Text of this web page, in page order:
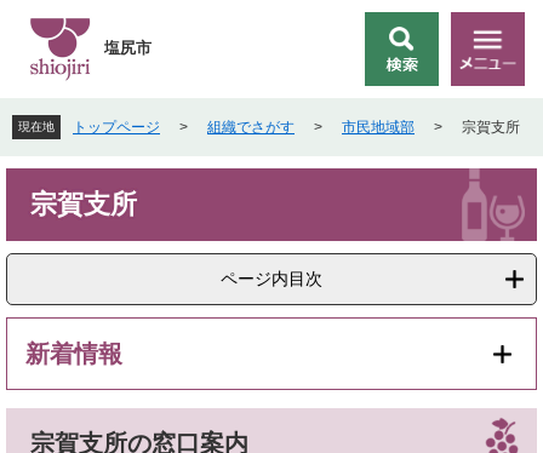
先
頭
で
を
飛
ば
本
索
メ
ニ
ー
塩尻市
現在地 トップページ > 組織でさがす > 市民地域部 > 宗賀支所
宗賀支所
ページ内目次
新着情報
宗賀支所の窓口案内